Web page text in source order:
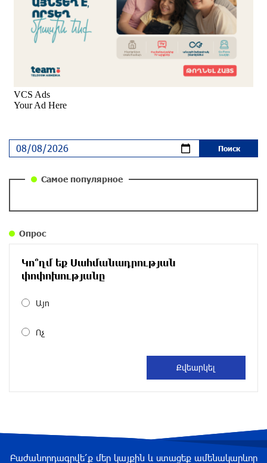
Европейского парламента: «Паст»
около одного месяца назад
и чего на самом деле ожидает общество?
парламентского бойкота оппозиции - пустая
повестка дня? «Паст»
около одного месяца назад
Размик Марукян стал обладателем бронзовой
избежать энергодефицита в Армении: Алексей
около одного месяца назад
Самое популярное
Опрос
Կո՞ղմ եք Սահմանադրության
փոփոխությանը
Այո
Ոչ
Բաժանորդագրվե՛ք մեր կայքին և ստացեք ամենակարևոր